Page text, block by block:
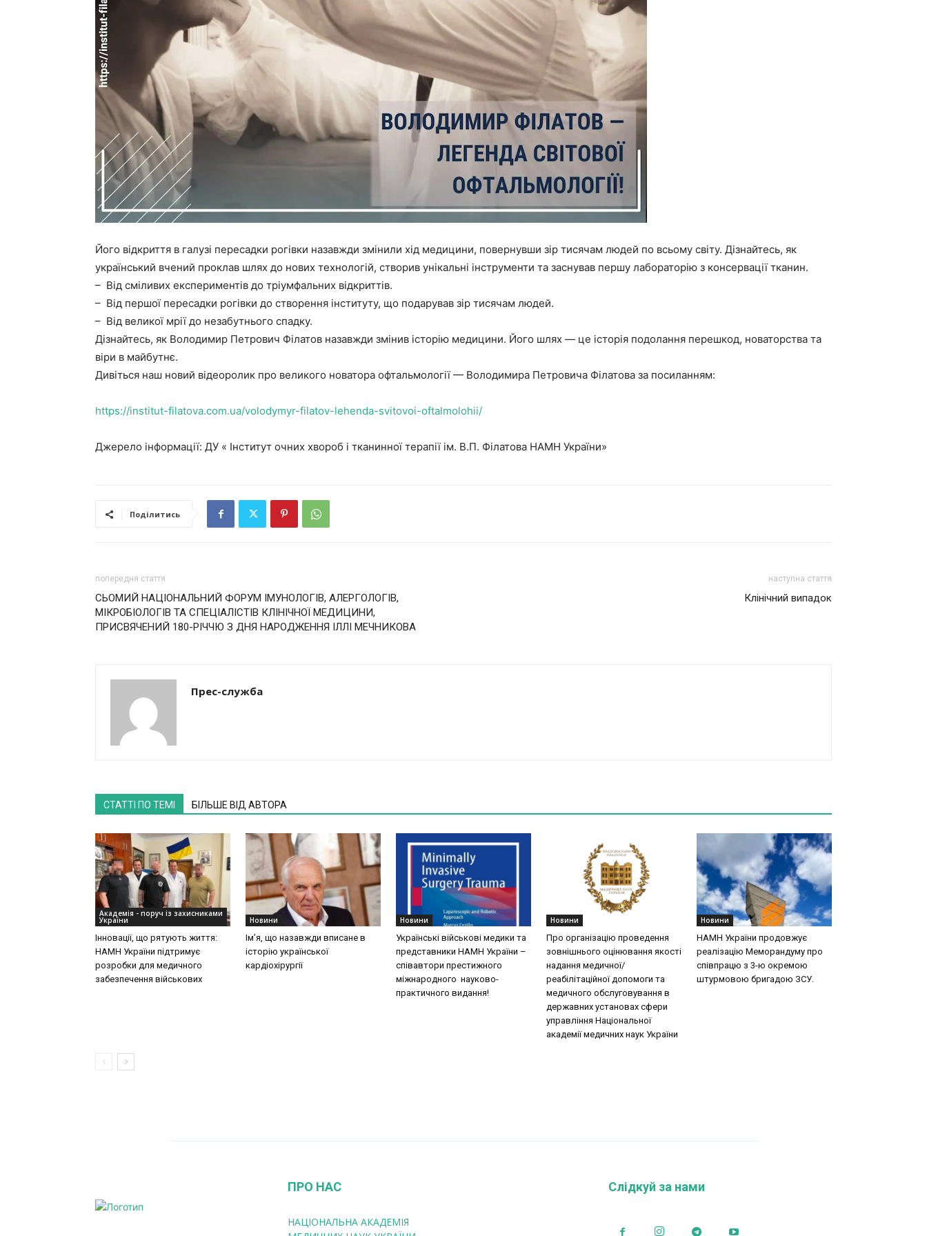
Його відкриття в галузі пересадки рогівки назавжди змінили хід медицини, повернувши зір тисячам людей по всьому світу. Дізнайтесь, як
український вчений проклав шлях до нових технологій, створив унікальні інструменти та заснував першу лабораторію з консервації тканин.
– Від сміливих експериментів до тріумфальних відкриттів.
– Від першої пересадки рогівки до створення інституту, що подарував зір тисячам людей.
– Від великої мрії до незабутнього спадку.
Дізнайтесь, як Володимир Петрович Філатов назавжди змінив історію медицини. Його шлях — це історія подолання перешкод, новаторства та
віри в майбутнє.
Дивіться наш новий відеоролик про великого новатора офтальмології — Володимира Петровича Філатова за посиланням:
https://institut-filatova.com.ua/volodymyr-filatov-lehenda-svitovoi-oftalmolohii/
Джерело інформації: ДУ « Інститут очних хвороб і тканинної терапії ім. В.П. Філатова НАМН України»
Поділитись
попередня стаття
СЬОМИЙ НАЦІОНАЛЬНИЙ ФОРУМ ІМУНОЛОГІВ, АЛЕРГОЛОГІВ,
МІКРОБІОЛОГІВ ТА СПЕЦІАЛІСТІВ КЛІНІЧНОЇ МЕДИЦИНИ,
ПРИСВЯЧЕНИЙ 180-РІЧЧЮ З ДНЯ НАРОДЖЕННЯ ІЛЛІ МЕЧНИКОВА
наступна стаття
Клінічний випадок
Прес-служба
СТАТТІ ПО ТЕМІ БІЛЬШЕ ВІД АВТОРА
Академія - поруч із захисниками
України
Інновації, що рятують життя:
НАМН України підтримує
розробки для медичного
забезпечення військових
Новини
Ім’я, що назавжди вписане в
історію української
кардіохірургії
Новини
Українські військові медики та
представники НАМН України –
співавтори престижного
міжнародного науково-
практичного видання!
Новини
Про організацію проведення
зовнішнього оцінювання якості
надання медичної/
реабілітаційної допомоги та
медичного обслуговування в
державних установах сфери
управління Національної
академії медичних наук України
Новини
НАМН України продовжує
реалізацію Меморандуму про
співпрацю з 3-ю окремою
штурмовою бригадою ЗСУ.
ПРО НАС
НАЦІОНАЛЬНА АКАДЕМІЯ
Слідкуй за нами